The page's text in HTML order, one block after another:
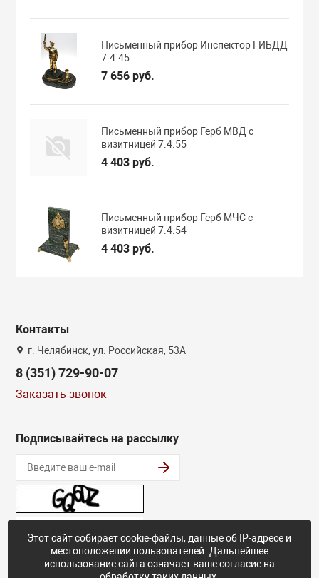
Письменный прибор Инспектор ГИБДД
7.4.45
7 656 руб.
Письменный прибор Герб МВД с
визитницей 7.4.55
4 403 руб.
Письменный прибор Герб МЧС с
визитницей 7.4.54
4 403 руб.
Контакты
г. Челябинск, ул. Российская, 53А
8 (351) 729-90-07
Заказать звонок
Подписывайтесь на рассылку
Этот сайт собирает cookie-файлы, данные об IP-адресе и
местоположении пользователей. Дальнейшее
использование сайта означает ваше согласие на